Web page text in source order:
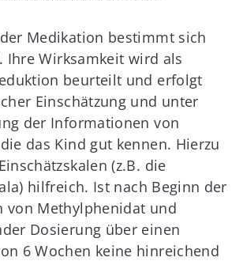
Medikation bestimmt sich
Ihre Wirksamkeit wird als
beurteilt und erfolgt
Einschätzung und unter
der Informationen von
das Kind gut kennen. Hierzu
(z.B. die
hilfreich. Ist nach Beginn der
von Methylphenidat und
Dosierung über einen
6 Wochen keine hinreichend